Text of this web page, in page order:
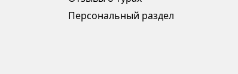
Персональный раздел